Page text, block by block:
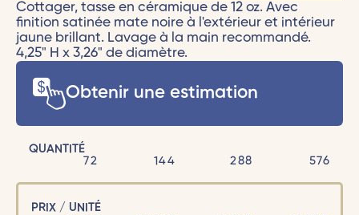
Cottager, tasse en céramique de 12 oz. Avec
finition satinée mate noire à l'extérieur et intérieur
jaune brillant. Lavage à la main recommandé.
4,25" H x 3,26" de diamètre.
Obtenir une estimation
QUANTITÉ
72
144 288 576
PRIX / UNITÉ